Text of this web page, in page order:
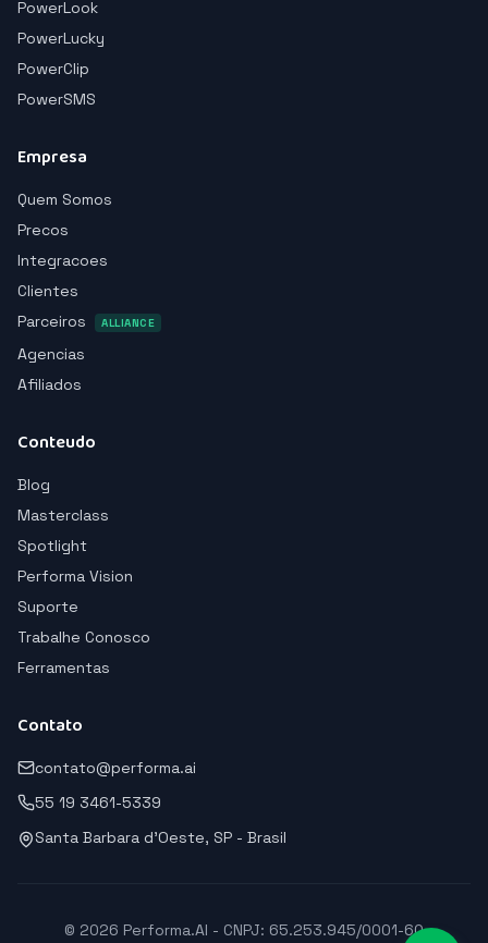
PowerLook
PowerLucky
PowerClip
PowerSMS
Empresa
Quem Somos
Precos
Integracoes
Clientes
Parceiros
ALLIANCE
Agencias
Afiliados
Conteudo
Blog
Masterclass
Spotlight
Performa Vision
Suporte
Trabalhe Conosco
Ferramentas
Contato
contato@performa.ai
55 19 3461-5339
Santa Barbara d'Oeste, SP - Brasil
© 2026 Performa.AI - CNPJ: 65.253.945/0001-60